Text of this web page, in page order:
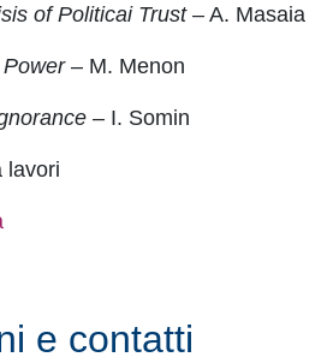
of Politicai Trust– A. Masaia
– M. Menon
– I. Somin
lavori
e contatti